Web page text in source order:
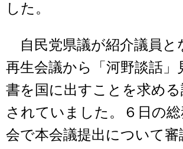
した。
自民党県議が紹介議員と
再生会議から「河野談話」
書を国に出すことを求める
されていました。６日の総
会で本会議提出について審